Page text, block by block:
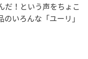
だ！という声をちょこ
いろんな「ユーリ」